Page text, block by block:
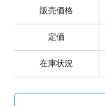
販売価格
定価
在庫状況